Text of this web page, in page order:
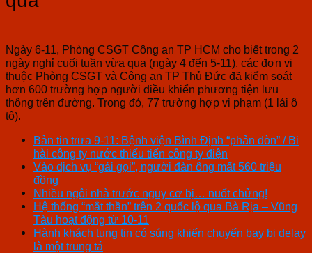
Ngày 6-11, Phòng CSGT Công an TP HCM cho biết trong 2
ngày nghỉ cuối tuần vừa qua (ngày 4 đến 5-11), các đơn vị
thuộc Phòng CSGT và Công an TP Thủ Đức đã kiểm soát
hơn 600 trường hợp người điều khiển phương tiện lưu
thông trên đường. Trong đó, 77 trường hợp vi phạm (1 lái ô
tô).
Bản tin trưa 9-11: Bệnh viện Bình Định “phản đòn” / Bi
hài công ty nước thiếu tiến công ty điện
Vào dịch vụ “gái gọi”, người đàn ông mất 560 triệu
đồng
Nhiều ngôi nhà trước nguy cơ bị… nuốt chửng!
Hệ thống “mắt thần” trên 2 quốc lộ qua Bà Rịa – Vũng
Tàu hoạt động từ 10-11
Hành khách tung tin có súng khiến chuyến bay bị delay
là một trung tá